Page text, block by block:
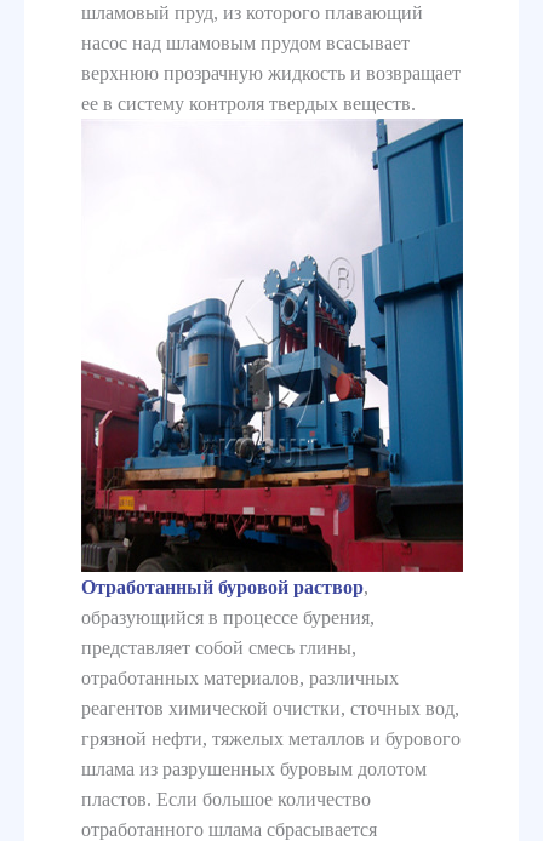
шламовый пруд, из которого плавающий
насос над шламовым прудом всасывает
верхнюю прозрачную жидкость и возвращает
ее в систему контроля твердых веществ.
Отработанный буровой раствор,
образующийся в процессе бурения,
представляет собой смесь глины,
отработанных материалов, различных
реагентов химической очистки, сточных вод,
грязной нефти, тяжелых металлов и бурового
шлама из разрушенных буровым долотом
пластов. Если большое количество
отработанного шлама сбрасывается